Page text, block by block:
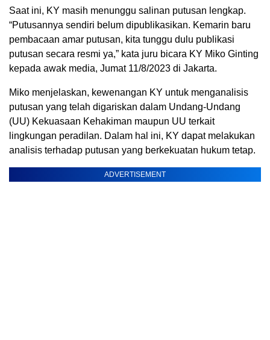
Saat ini, KY masih menunggu salinan putusan lengkap.
“Putusannya sendiri belum dipublikasikan. Kemarin baru
pembacaan amar putusan, kita tunggu dulu publikasi
putusan secara resmi ya,” kata juru bicara KY Miko Ginting
kepada awak media, Jumat 11/8/2023 di Jakarta.
Miko menjelaskan, kewenangan KY untuk menganalisis
putusan yang telah digariskan dalam Undang-Undang
(UU) Kekuasaan Kehakiman maupun UU terkait
lingkungan peradilan. Dalam hal ini, KY dapat melakukan
analisis terhadap putusan yang berkekuatan hukum tetap.
ADVERTISEMENT